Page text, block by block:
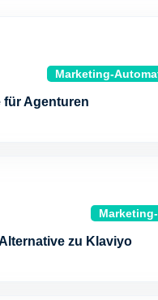
Marketing-
für Agenturen
zu Klaviyo